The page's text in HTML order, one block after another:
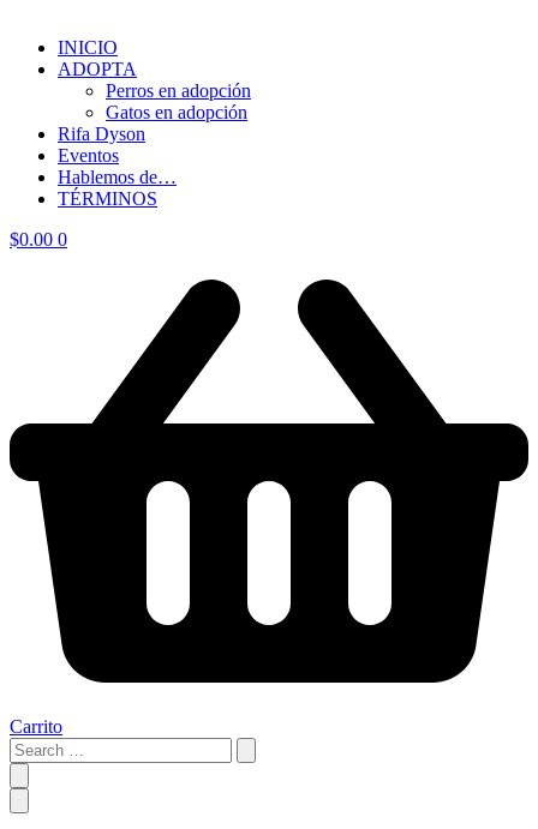
INICIO
ADOPTA
Perros en adopción
Gatos en adopción
Rifa Dyson
Eventos
Hablemos de…
TÉRMINOS
$0.00 0
Carrito
Search
…